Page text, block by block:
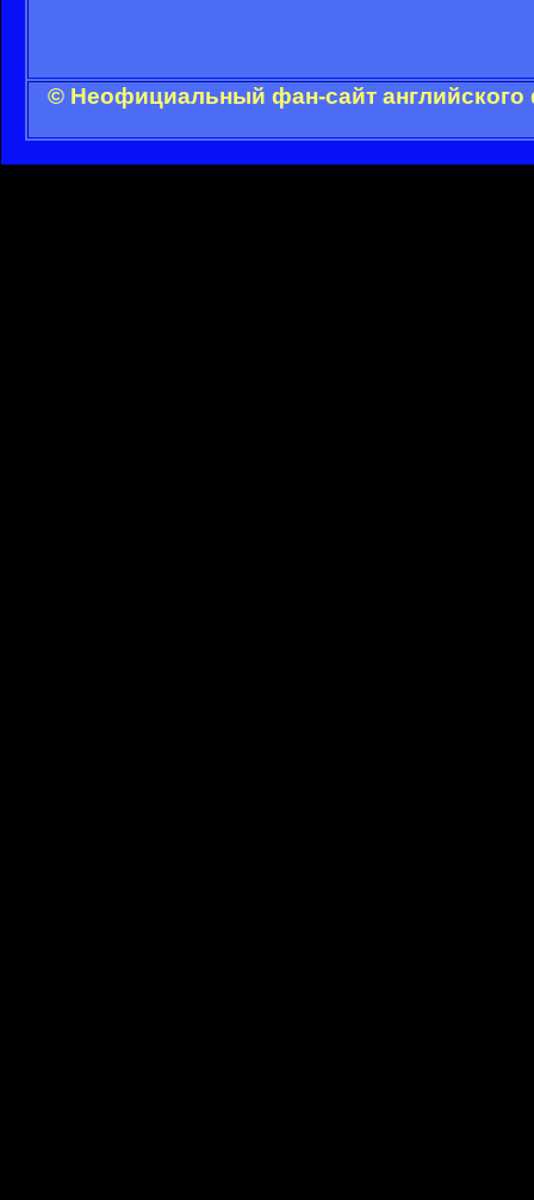
© Неофициальный фан-сайт английского